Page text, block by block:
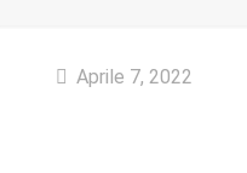
Aprile 7, 2022